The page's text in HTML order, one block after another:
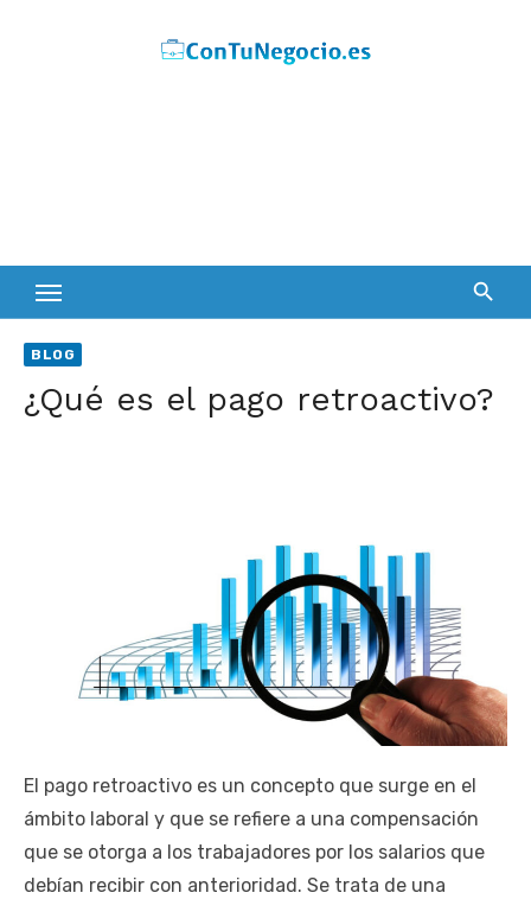
BLOG
¿Qué es el pago retroactivo?
El pago retroactivo es un concepto que surge en el
ámbito laboral y que se refiere a una compensación
que se otorga a los trabajadores por los salarios que
debían recibir con anterioridad. Se trata de una